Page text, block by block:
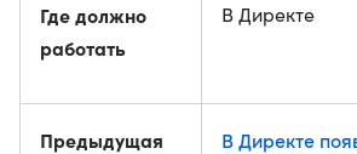
Где должно
работать
В Директе
Предыдущая
В Директе